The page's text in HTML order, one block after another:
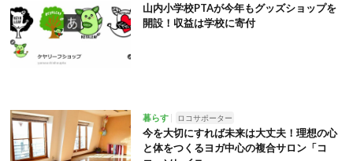
山内小学校PTAが今年もグッズショップを
開設！収益は学校に寄付
暮らす ロコサポーター
今を大切にすれば未来は大丈夫！理想の心
と体をつくるヨガ中心の複合サロン「コ